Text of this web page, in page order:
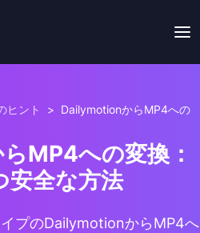
ヒント > DailymotionからMP4への
MP4への変換：
安全な方法
プのDailymotionからMP4へ